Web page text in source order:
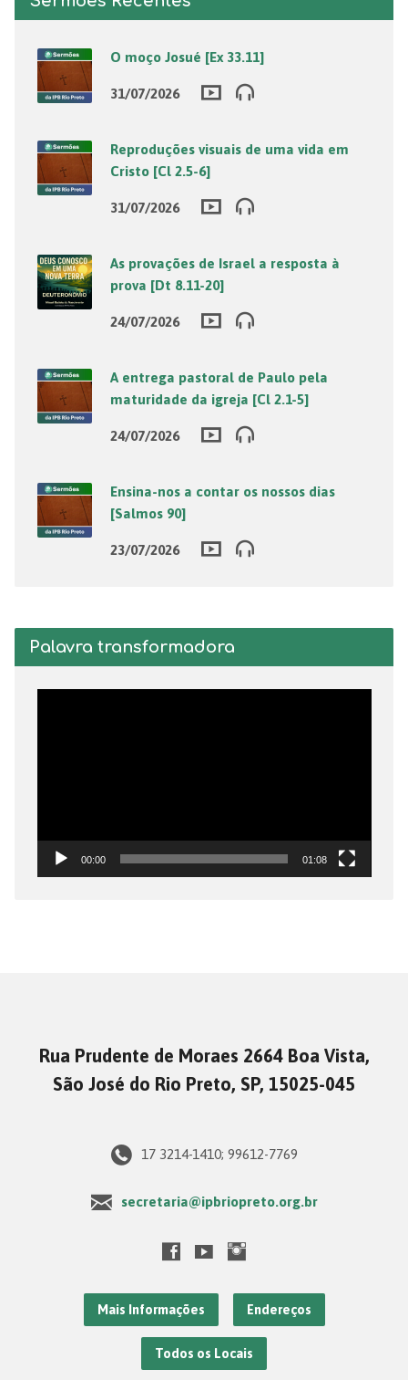
O moço Josué [Ex 33.11]
31/07/2026
Reproduções visuais de uma vida em
Cristo [Cl 2.5-6]
31/07/2026
As provações de Israel a resposta à
prova [Dt 8.11-20]
24/07/2026
A entrega pastoral de Paulo pela
maturidade da igreja [Cl 2.1-5]
24/07/2026
Ensina-nos a contar os nossos dias
[Salmos 90]
23/07/2026
Palavra transformadora
00:00 01:08
Rua Prudente de Moraes 2664 Boa Vista,
São José do Rio Preto, SP, 15025-045
17 3214-1410; 99612-7769
secretaria@ipbriopreto.org.br
Mais Informações Endereços
Todos os Locais